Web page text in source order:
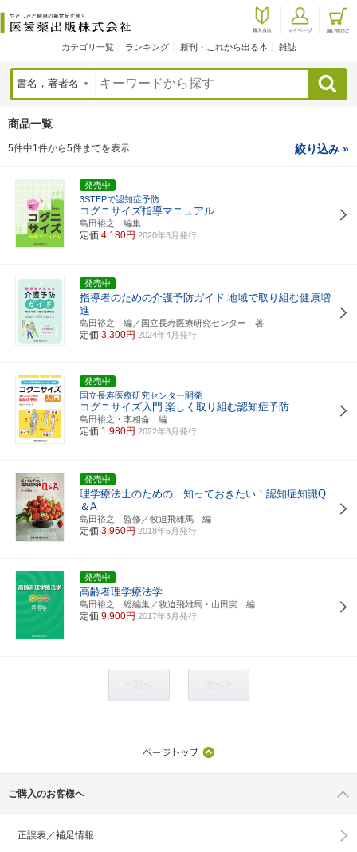
カテゴリ一覧 ランキング 新刊・これから出る本 雑誌
検索
商品一覧
5件中1件から5件までを表示 絞り込み »
発売中
3STEPで認知症予防
コグニサイズ指導マニュアル
島田裕之 編集
定価 4,180円 2020年3月発行
発売中
指導者のための介護予防ガイド 地域で取り組む健康増
進
島田裕之 編／国立長寿医療研究センター 著
定価 3,300円 2024年4月発行
発売中
国立長寿医療研究センター開発
コグニサイズ入門 楽しく取り組む認知症予防
島田裕之・李相侖 編
定価 1,980円 2022年3月発行
発売中
理学療法士のための 知っておきたい！認知症知識Q
＆A
島田裕之 監修／牧迫飛雄馬 編
定価 3,960円 2018年5月発行
発売中
高齢者理学療法学
島田裕之 総編集／牧迫飛雄馬・山田実 編
定価 9,900円 2017年3月発行
ご購入のお客様へ
正誤表／補足情報